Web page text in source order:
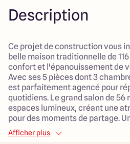
Description
Ce projet de construction vous
belle maison traditionnelle de
confort et l'épanouissement de
Avec ses 5 pièces dont 3
est parfaitement agencé pour
quotidiens. Le grand salon de 56
espaces lumineux, créant une
pour des moments de partage.
le stationnement tout en offrant
supplémentaires.
Afficher plus